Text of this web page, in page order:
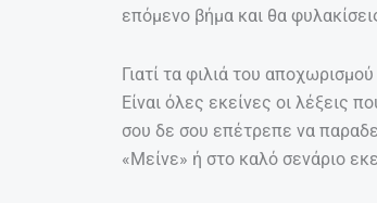
επόμενο βήμα και θα
Γιατί τα φιλιά του
Είναι όλες εκείνες οι λέξεις
σου δε σου επέτρεπε να
«Μείνε» ή στο καλό σενάριο